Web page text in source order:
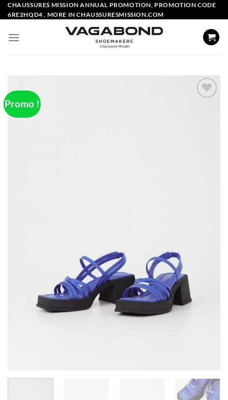
Skip
to
CHAUSSURES MISSION ANNUAL PROMOTION, PROMOTION CODE
6RE2HQD4 , MORE IN CHAUSSURESMISSION.COM
Promo !